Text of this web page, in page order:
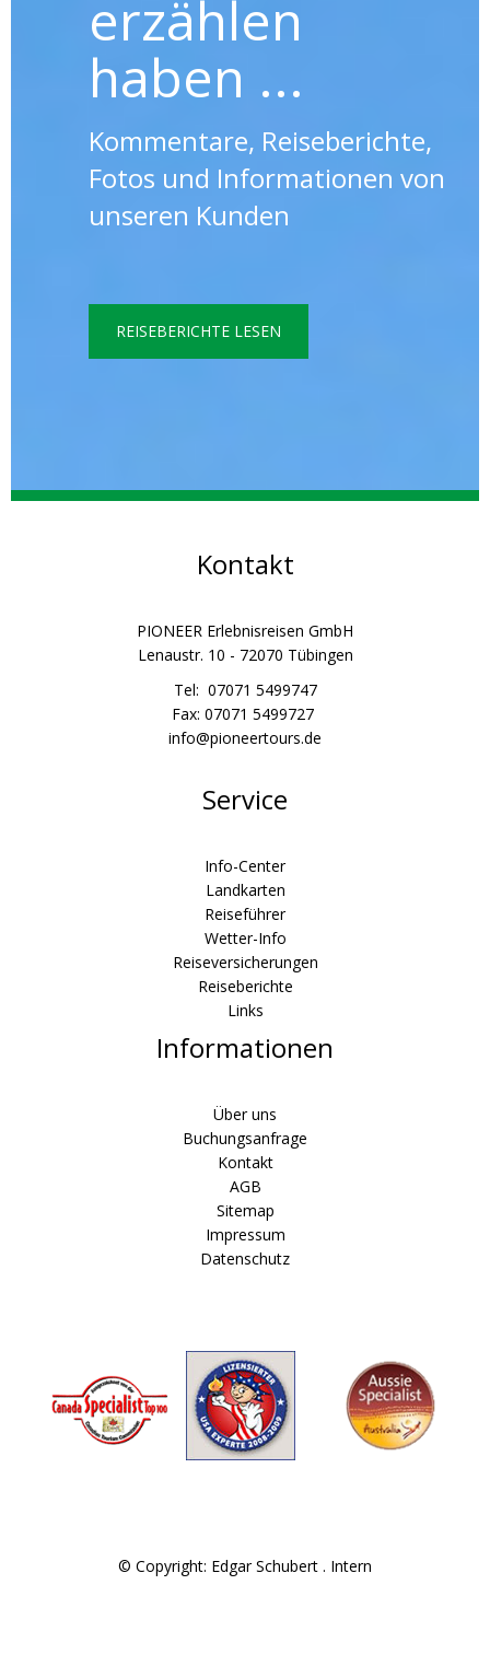
erzählen
haben ...
Kommentare, Reiseberichte,
Fotos und Informationen von
unseren Kunden
REISEBERICHTE LESEN
Kontakt
PIONEER Erlebnisreisen GmbH
Lenaustr. 10 - 72070 Tübingen
Tel: 07071 5499747
Fax: 07071 5499727
info@pioneertours.de
Service
Info-Center
Landkarten
Reiseführer
Wetter-Info
Reiseversicherungen
Reiseberichte
Links
Informationen
Über uns
Buchungsanfrage
Kontakt
AGB
Sitemap
Impressum
Datenschutz
© Copyright: Edgar Schubert . Intern